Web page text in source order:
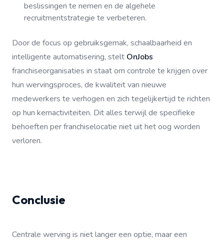
beslissingen te nemen en de algehele
recruitmentstrategie te verbeteren.
Door de focus op gebruiksgemak, schaalbaarheid en
intelligente automatisering, stelt OnJobs
franchiseorganisaties in staat om controle te krijgen over
hun wervingsproces, de kwaliteit van nieuwe
medewerkers te verhogen en zich tegelijkertijd te richten
op hun kernactiviteiten. Dit alles terwijl de specifieke
behoeften per franchiselocatie niet uit het oog worden
verloren.
Conclusie
Centrale werving is niet langer een optie, maar een